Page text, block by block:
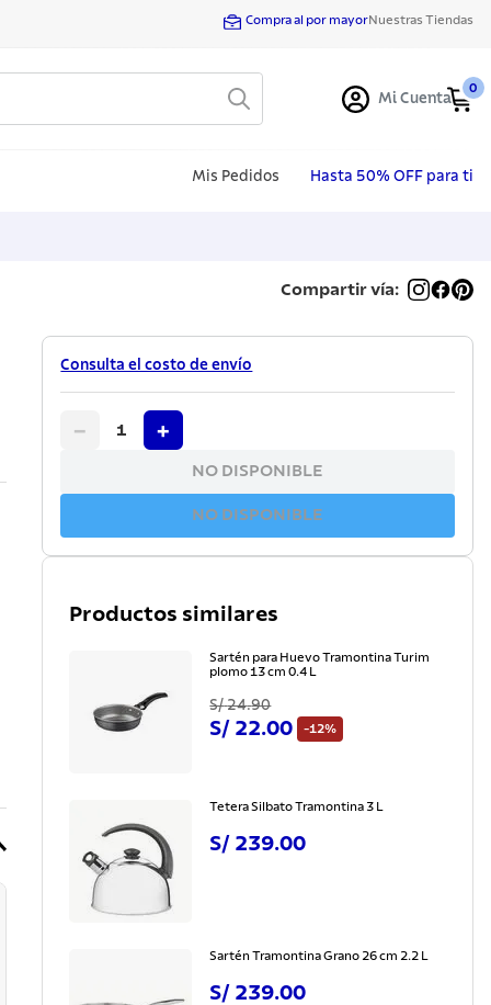
Compra al por mayorNuestras Tiendas
Mi Cuenta
0
Mis Pedidos Hasta 50% OFF para ti
Compartir vía:
Consulta el costo de envío
− 1 +
NO DISPONIBLE
NO DISPONIBLE
Productos similares
Sartén para Huevo Tramontina Turim
plomo 13 cm 0.4 L
S/ 24.90
S/ 22.00 -12%
Tetera Silbato Tramontina 3 L
S/ 239.00
Sartén Tramontina Grano 26 cm 2.2 L
S/ 239.00